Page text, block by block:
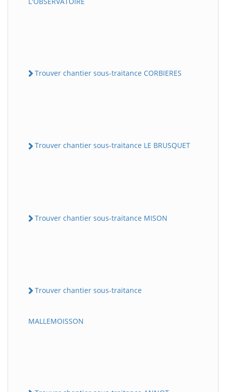
Trouver chantier sous-traitance CORBIERES
Trouver chantier sous-traitance LE BRUSQUET
Trouver chantier sous-traitance MISON
Trouver chantier sous-traitance
MALLEMOISSON